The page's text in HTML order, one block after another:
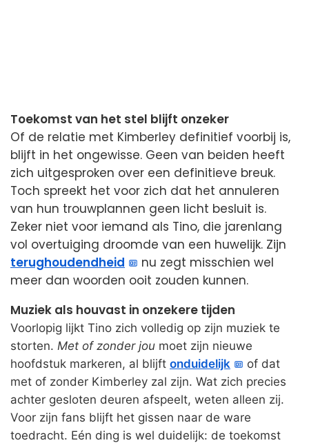
Toekomst van het stel blijft onzeker
Of de relatie met Kimberley definitief voorbij is,
blijft in het ongewisse. Geen van beiden heeft
zich uitgesproken over een definitieve breuk.
Toch spreekt het voor zich dat het annuleren
van hun trouwplannen geen licht besluit is.
Zeker niet voor iemand als Tino, die jarenlang
vol overtuiging droomde van een huwelijk. Zijn
terughoudendheid
nu zegt misschien wel
meer dan woorden ooit zouden kunnen.
Muziek als houvast in onzekere tijden
Voorlopig lijkt Tino zich volledig op zijn muziek te
storten. Met of zonder jou moet zijn nieuwe
hoofdstuk markeren, al blijft onduidelijk
of dat
met of zonder Kimberley zal zijn. Wat zich precies
achter gesloten deuren afspeelt, weten alleen zij.
Voor zijn fans blijft het gissen naar de ware
toedracht. Eén ding is wel duidelijk: de toekomst